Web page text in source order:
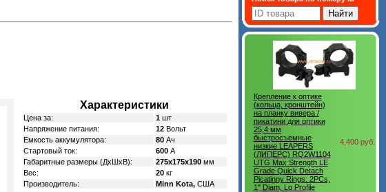
Характеристики
Цена за: 1 шт
Напряжение питания:
12 Вольт
Емкость аккумулятора:
80 Ач
Стартовый ток:
600 А
Габаритные размеры (ДхШхВ):
275х175х190мм
Вес:
20 кг
Производитель:
Minn Kota,США
Крепление к оптике
(кольца, кронштейн)
на планку вивера /
пикатини для оптики
25,4 мм
быстросъемные
низкие LEAPERS
(ЛИПЕРС) RQ2W1104
UTG Max Strength LE
Grade Quick Detach
Picatinny Rings: 2PCs,
1" Diam, Lo Profile
4,400 руб.